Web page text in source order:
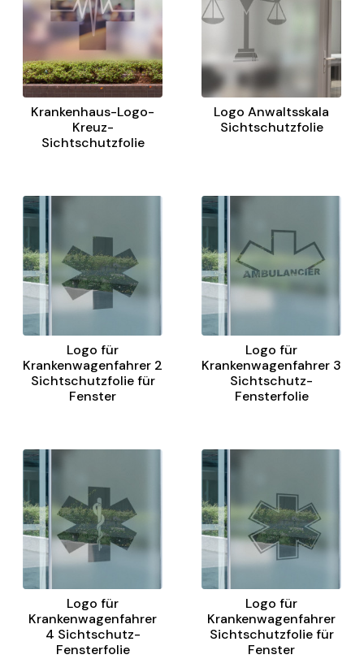
Krankenhaus-Logo-
Kreuz-
Sichtschutzfolie
Logo Anwaltsskala
Sichtschutzfolie
Logo für
Krankenwagenfahrer 2
Sichtschutzfolie für
Fenster
Logo für
Krankenwagenfahrer 3
Sichtschutz-
Fensterfolie
Logo für
Krankenwagenfahrer
4 Sichtschutz-
Fensterfolie
Logo für
Krankenwagenfahrer
Sichtschutzfolie für
Fenster